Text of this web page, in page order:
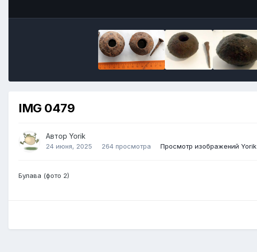
IMG 0479
Автор Yorik
24 июня, 2025 264 просмотра Просмотр изображений Yorik
Булава (фото 2)